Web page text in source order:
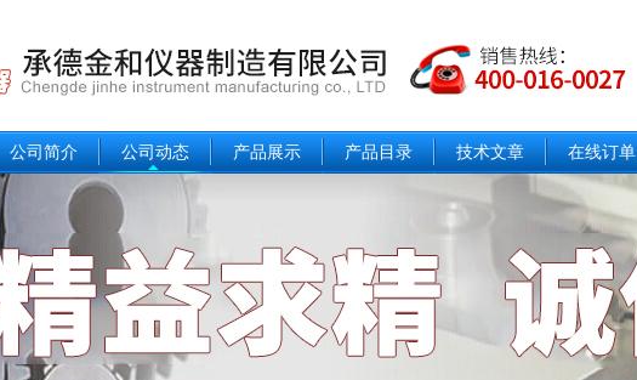
公司简介 公司动态 产品展示 产品目录 技术文章 在线订单